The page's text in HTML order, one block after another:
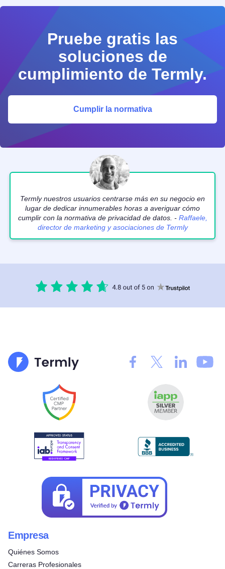
Pruebe gratis las
soluciones de
cumplimiento de Termly.
Cumplir la normativa
Termly nuestros usuarios centrarse más en su negocio en
lugar de dedicar innumerables horas a averiguar cómo
cumplir con la normativa de privacidad de datos. - Raffaele,
director de marketing y asociaciones de Termly
Empresa
Quiénes Somos
Carreras Profesionales